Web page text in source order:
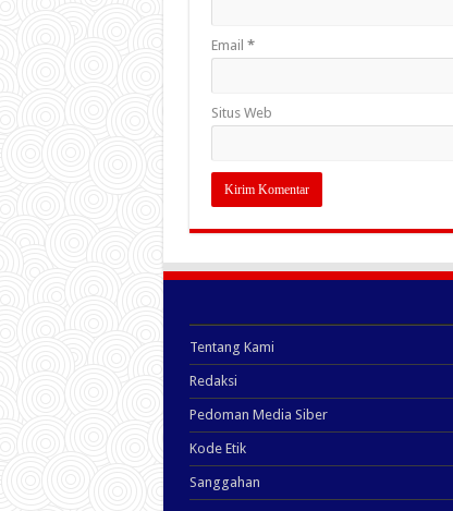
Email *
Situs Web
Tentang Kami
Redaksi
Pedoman Media Siber
Kode Etik
Sanggahan